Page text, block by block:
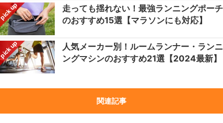
up
走っても揺れない！最強ランニングポーチ
のおすすめ15選【マラソンにも対応】
up
人気メーカー別！ルームランナー・ランニ
ングマシンのおすすめ21選【2024最新】
関連記事